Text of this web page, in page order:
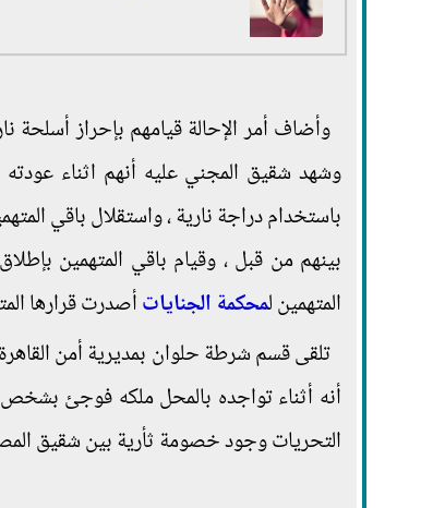
وأضاف أمر الإحالة قيامهم بإحراز أسلحة
وشهد شقيق المجني عليه أنهم اثناء
باستخدام دراجة نارية ، واستقلال باقي
بينهم من قبل ، وقيام باقي المتهمين
المتهمين لمحكمة الجناياتأصدرت قرارها
تلقى قسم شرطة حلوان بمديرية أمن
أنه أثناء تواجده بالمحل ملكه فوجئ بشخص
التحريات وجود خصومة ثأرية بين شقيق